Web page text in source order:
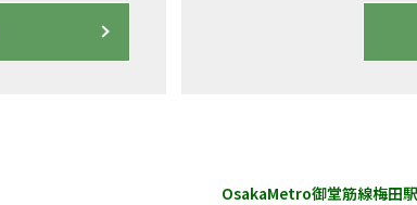
OsakaMetro御堂筋線梅田